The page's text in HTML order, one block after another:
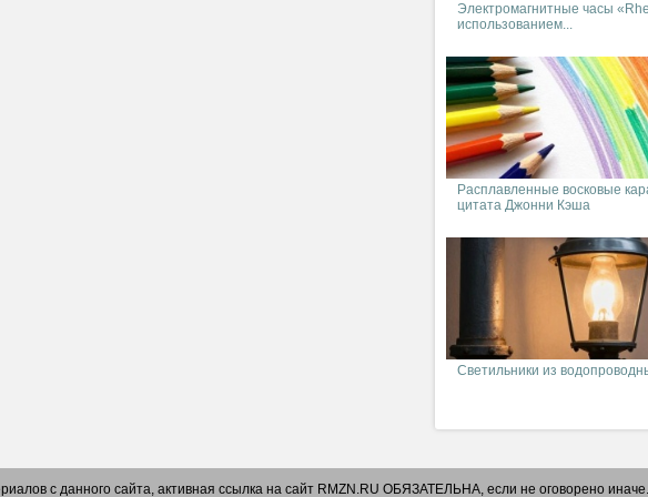
Электромагнитные часы
использованием...
Расплавленные восковые
цитата Джонни Кэша
Светильники из
с данного сайта, активная ссылка на сайт RMZN.RU ОБЯЗАТЕЛЬНА, если не оговорено иначе.